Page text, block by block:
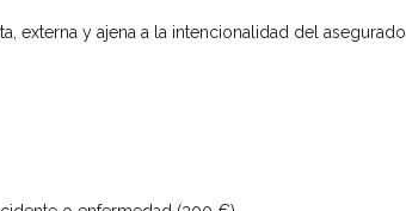
externa y ajena a la intencionalidad del asegurado